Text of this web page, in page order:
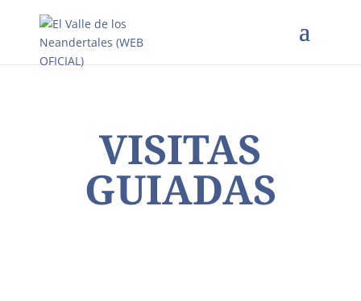
VISITAS
GUIADAS